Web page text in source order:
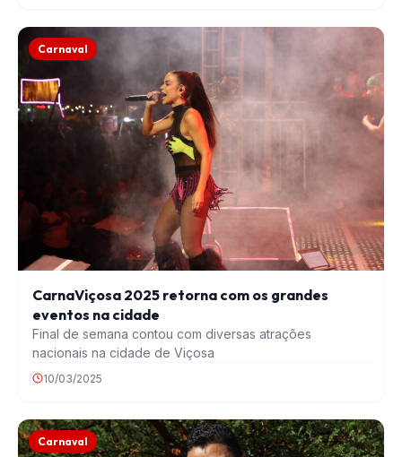
Carnaval
CarnaViçosa 2025 retorna com os grandes
eventos na cidade
Final de semana contou com diversas atrações
nacionais na cidade de Viçosa
10/03/2025
Carnaval